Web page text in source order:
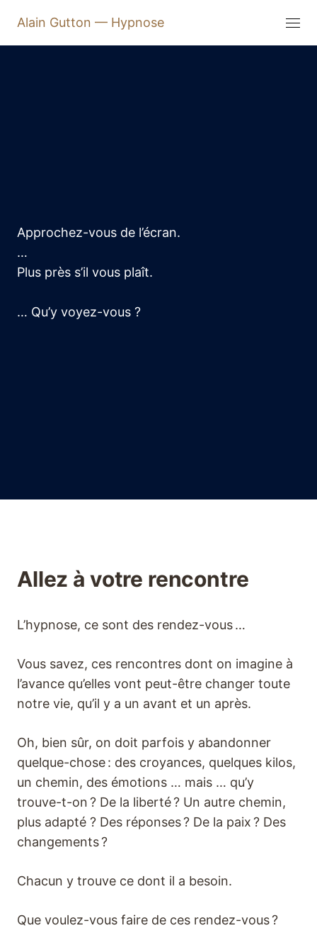
Alain Gutton — Hypnose
Approchez-vous de l’écran.
…
Plus près s’il vous plaît.
… Qu’y voyez-vous ?
Allez à votre rencontre
L’hypnose, ce sont des rendez-vous …
Vous savez, ces rencontres dont on imagine à
l’avance qu’elles vont peut-être changer toute
notre vie, qu’il y a un avant et un après.
Oh, bien sûr, on doit parfois y abandonner
quelque-chose : des croyances, quelques kilos,
un chemin, des émotions … mais … qu’y
trouve-t-on ? De la liberté ? Un autre chemin,
plus adapté ? Des réponses ? De la paix ? Des
changements ?
Chacun y trouve ce dont il a besoin.
Que voulez-vous faire de ces rendez-vous ?